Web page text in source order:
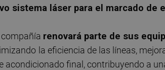
sistema láser para el marcado de
renovará parte de sus
la eficiencia de las líneas,
acondicionado final, contribuyendo a